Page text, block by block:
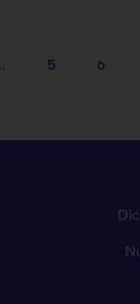
5 6